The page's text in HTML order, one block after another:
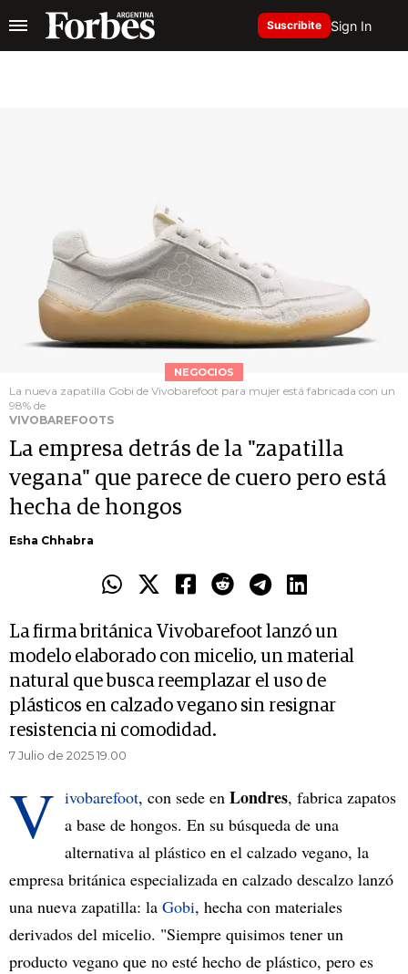
Suscribite Sign In
NEGOCIOS
La nueva zapatilla Gobi de Vivobarefoot para mujer está fabricada con un
98% de
VIVOBAREFOOTS
La empresa detrás de la "zapatilla
vegana" que parece de cuero pero está
hecha de hongos
Esha Chhabra
La firma británica Vivobarefoot lanzó un
modelo elaborado con micelio, un material
natural que busca reemplazar el uso de
plásticos en calzado vegano sin resignar
resistencia ni comodidad.
7 Julio de 2025 19.00
V ivobarefoot, con sede en Londres, fabrica zapatos
a base de hongos. En su búsqueda de una
alternativa al plástico en el calzado vegano, la
empresa británica especializada en calzado descalzo lanzó
una nueva zapatilla: la Gobi, hecha con materiales
derivados del micelio. "Siempre quisimos tener un
producto vegano que no esté hecho de plástico, pero es